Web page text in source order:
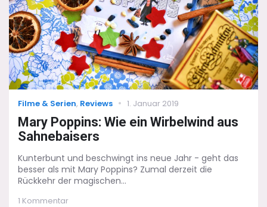
Categories
Filme & Serien, Reviews
Posted
1. Januar 2019
Mary Poppins: Wie ein Wirbelwind aus
Sahnebaisers
Kunterbunt und beschwingt ins neue Jahr - geht das
besser als mit Mary Poppins? Zumal derzeit die
Rückkehr der magischen...
1 Kommentarzu